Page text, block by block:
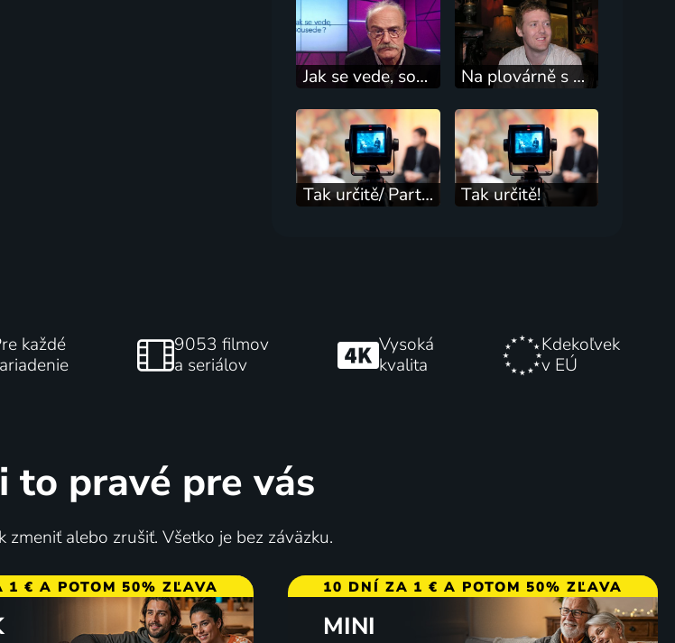
Jak se vede, sousede? Na plovárně s Glenem Hansardem
Tak určitě/ Party show + Tak určitě!
každé
9053 filmov
a seriálov
Vysoká
kvalita
Kdekoľvek
v EÚ
to pravé pre vás
zmeniť alebo zrušiť. Všetko je bez záväzku.
1 € A POTOM 50% ZĽAVA 10 DNÍ ZA 1 € A POTOM 50% ZĽAVA
MINI